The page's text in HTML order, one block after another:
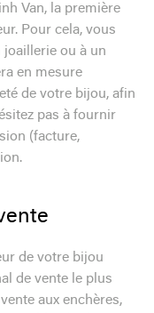
Van, la première
Pour cela, vous
joaillerie ou à un
en mesure
de votre bijou, afin
pas à fournir
(facture,
de votre bijou
de vente le plus
aux enchères,